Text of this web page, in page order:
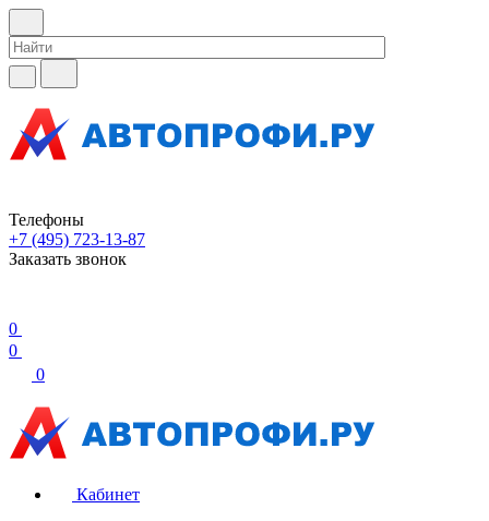
Телефоны
+7 (495) 723-13-87
Заказать звонок
0
0
0
Кабинет